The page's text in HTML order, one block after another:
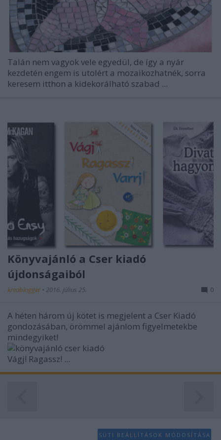
Talán nem vagyok vele egyedül, de így a nyár
kezdetén engem is utolért a mozaikozhatnék, sorra
keresem itthon a kidekorálható szabad ...
Könyvajánló a Cser kiadó
újdonságaiból
kreablogger • 2016. július 25. 0
A héten három új kötet is megjelent a Cser Kiadó
gondozásában, örömmel ajánlom figyelmetekbe
mindegyiket!
Vágj! Ragassz! ...
SÜTI BEÁLLÍTÁSOK MÓDOSÍTÁSA